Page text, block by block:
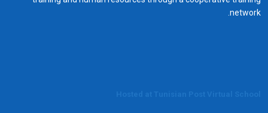
network.